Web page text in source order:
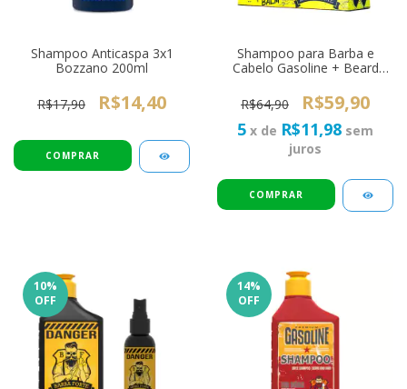
Shampoo Anticaspa 3x1
Bozzano 200ml
R$17,90 R$14,40
Shampoo para Barba e
Cabelo Gasoline + Beard
R$64,90
R$59,90
5 x de R$11,98 sem
juros
10%
OFF
14%
OFF